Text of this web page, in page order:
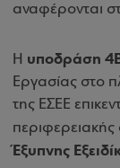
αναφέρονται
Η υποδράση
Εργασίας στο
της ΕΣΕΕ
Έξυπνης